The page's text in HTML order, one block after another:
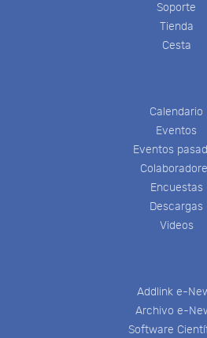
Soporte
Tienda
Cesta
Calendario
Eventos
Eventos
Encuestas
Descargas
Videos
Addlink e-
Archivo e-
Software